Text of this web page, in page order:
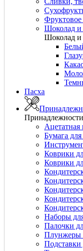
Шоколад и
Шоколад и
Пасха
Ацетатная
Бумага
Коврики
Коврики
Наборы
Палочки
Плунжеры
Подставки